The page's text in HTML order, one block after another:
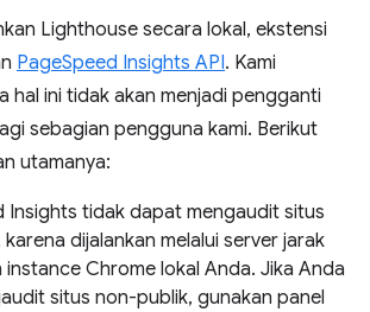
Lighthouse secara lokal, ekstensi
PageSpeed Insights API. Kami
hal ini tidak akan menjadi pengganti
sebagian pengguna kami. Berikut
utamanya:
Insights tidak dapat mengaudit situs
dijalankan melalui server jarak
instance Chrome lokal Anda. Jika Anda
situs non-publik, gunakan panel